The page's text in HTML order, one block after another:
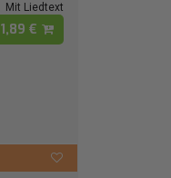
Mit Liedtext
1,89 €